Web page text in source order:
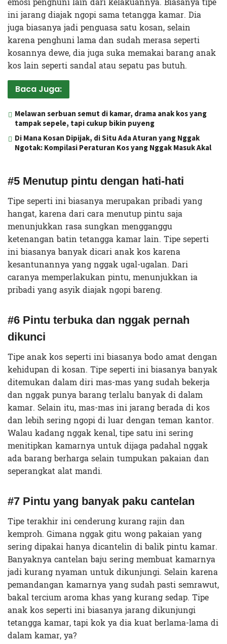
ini jarang diajak ngopi sama tetangga kamar. Dia
juga biasanya jadi penguasa satu kosan, selain
karena penghuni lama dan sudah merasa seperti
kosannya dewe, dia juga suka memakai barang anak
kos lain seperti sandal atau sepatu pas butuh.
Baca Juga:
Melawan serbuan semut di kamar, drama anak kos yang
tampak sepele, tapi cukup bikin puyeng
Di Mana Kosan Dipijak, di Situ Ada Aturan yang Nggak
Ngotak: Kompilasi Peraturan Kos yang Nggak Masuk Akal
#5 Menutup pintu dengan hati-hati
Tipe seperti ini biasanya merupakan pribadi yang
hangat, karena dari cara menutup pintu saja
menunjukkan rasa sungkan mengganggu
ketenangan batin tetangga kamar lain. Tipe seperti
ini biasanya banyak dicari anak kos karena
kesantunannya yang nggak ugal-ugalan. Dari
caranya memperlakukan pintu, menunjukkan ia
pribadi yang asyik diajak ngopi bareng.
#6 Pintu terbuka dan nggak pernah
dikunci
Tipe anak kos seperti ini biasanya bodo amat dengan
kehidupan di kosan. Tipe seperti ini biasanya banyak
ditemukan dalam diri mas-mas yang sudah bekerja
dan nggak punya barang terlalu banyak di dalam
kamar. Selain itu, mas-mas ini jarang berada di kos
dan lebih sering ngopi di luar dengan teman kantor.
Walau kadang nggak kenal, tipe satu ini sering
menitipkan kamarnya untuk dijaga padahal nggak
ada barang berharga selain tumpukan pakaian dan
seperangkat alat mandi.
#7 Pintu yang banyak paku cantelan
Tipe terakhir ini cenderung kurang rajin dan
kemproh. Gimana nggak gitu wong pakaian yang
sering dipakai hanya dicantelin di balik pintu kamar.
Banyaknya cantelan baju sering membuat kamarnya
jadi kurang nyaman untuk dikunjungi. Selain karena
pemandangan kamarnya yang sudah pasti semrawut,
bakal tercium aroma khas yang kurang sedap. Tipe
anak kos seperti ini biasanya jarang dikunjungi
tetangga kamar, tapi kok ya dia kuat berlama-lama di
dalam kamar, ya?